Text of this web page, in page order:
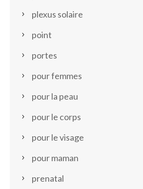
plexus solaire
point
portes
pour femmes
pour la peau
pour le corps
pour le visage
pour maman
prenatal